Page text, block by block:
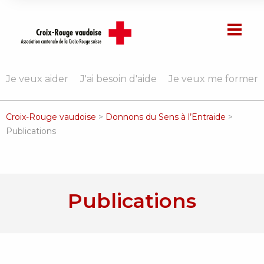
Je veux aider J'ai besoin d'aide Je veux me former
Croix-Rouge vaudoise > Donnons du Sens à l’Entraide >
Publications
Publications